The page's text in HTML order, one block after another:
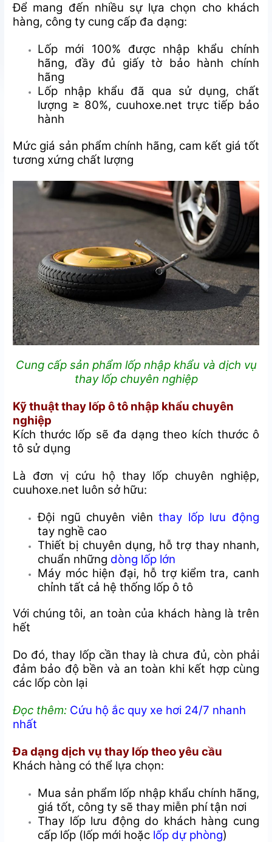
Để mang đến nhiều sự lựa chọn cho khách
hàng, công ty cung cấp đa dạng:
Lốp mới 100% được nhập khẩu chính
hãng, đầy đủ giấy tờ bảo hành chính
hãng
Lốp nhập khẩu đã qua sử dụng, chất
lượng ≥ 80%, cuuhoxe.net trực tiếp bảo
hành
Mức giá sản phẩm chính hãng, cam kết giá tốt
tương xứng chất lượng
Cung cấp sản phẩm lốp nhập khẩu và dịch vụ
thay lốp chuyên nghiệp
Kỹ thuật thay lốp ô tô nhập khẩu chuyên
nghiệp
Kích thước lốp sẽ đa dạng theo kích thước ô
tô sử dụng
Là đơn vị cứu hộ thay lốp chuyên nghiệp,
cuuhoxe.net luôn sở hữu:
Đội ngũ chuyên viênthay lốp lưu động
tay nghề cao
Thiết bị chuyên dụng, hỗ trợ thay nhanh,
chuẩn những dòng lốp lớn
Máy móc hiện đại, hỗ trợ kiểm tra, canh
chỉnh tất cả hệ thống lốp ô tô
Với chúng tôi, an toàn của khách hàng là trên
hết
Do đó, thay lốp cần thay là chưa đủ, còn phải
đảm bảo độ bền và an toàn khi kết hợp cùng
các lốp còn lại
Đọc thêm: Cứu hộ ắc quy xe hơi 24/7 nhanh
nhất
Đa dạng dịch vụ thay lốp theo yêu cầu
Khách hàng có thể lựa chọn:
Mua sản phẩm lốp nhập khẩu chính hãng,
giá tốt, công ty sẽ thay miễn phí tận nơi
Thay lốp lưu động do khách hàng cung
cấp lốp (lốp mới hoặc lốp dự phòng)